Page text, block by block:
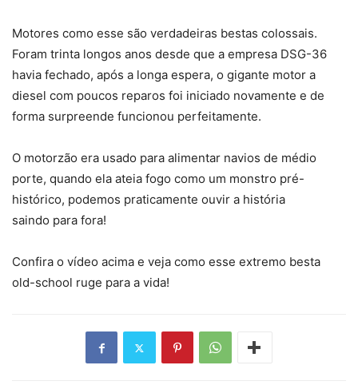
Motores como esse são verdadeiras bestas colossais.
Foram trinta longos anos desde que a empresa DSG-36
havia fechado, após a longa espera, o gigante motor a
diesel com poucos reparos foi iniciado novamente e de
forma surpreende funcionou perfeitamente.
O motorzão era usado para alimentar navios de médio
porte, quando ela ateia fogo como um monstro pré-
histórico, podemos praticamente ouvir a história
saindo para fora!
Confira o vídeo acima e veja como esse extremo besta
old-school ruge para a vida!